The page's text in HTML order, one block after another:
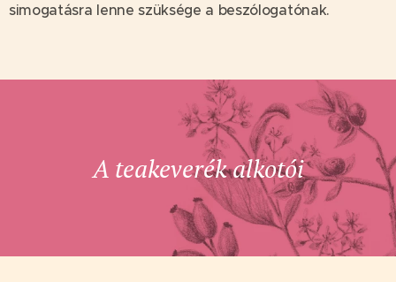
simogatásra lenne szüksége a beszólogatónak.
A teakeverék alkotói